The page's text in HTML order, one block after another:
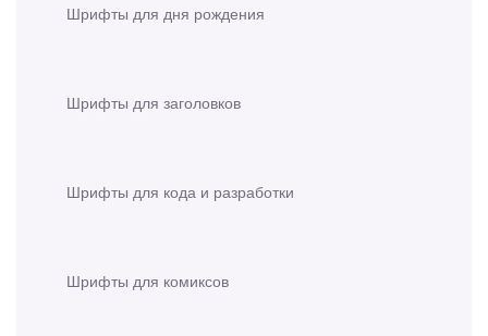
Шрифты для дня рождения
Шрифты для заголовков
Шрифты для кода и разработки
Шрифты для комиксов